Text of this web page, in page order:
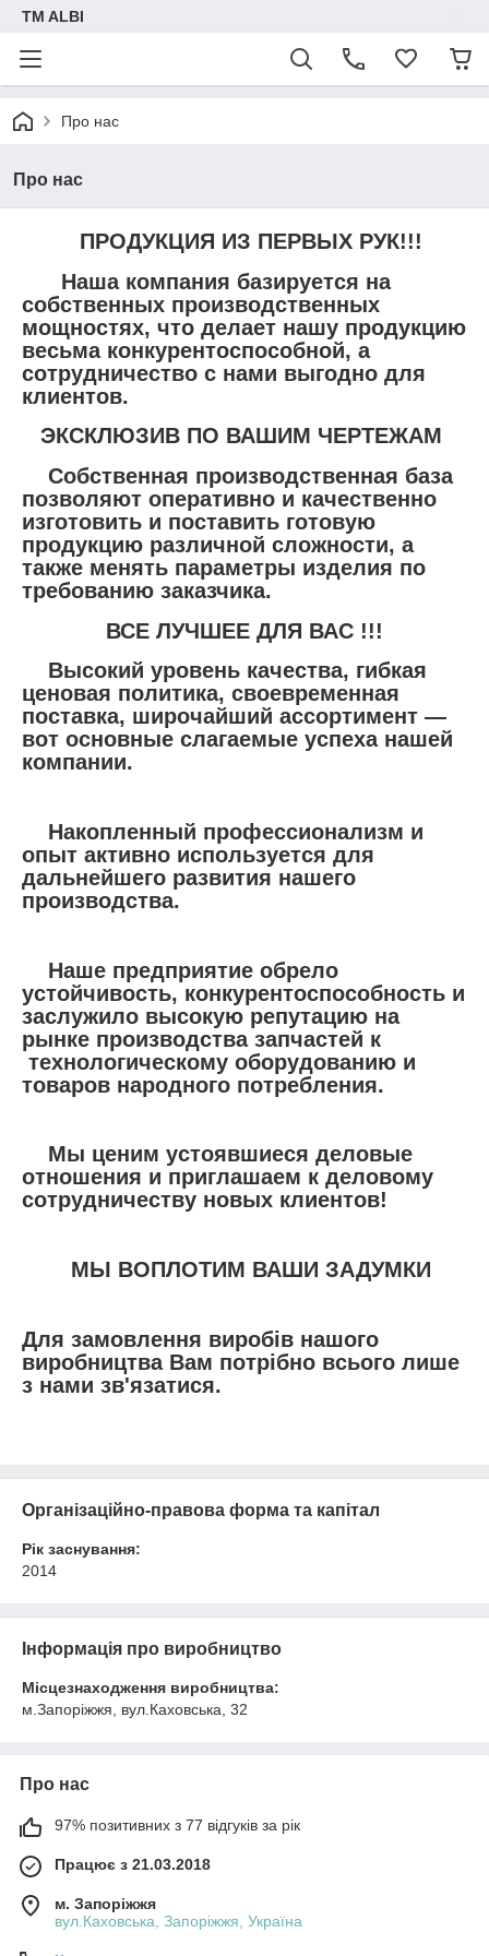
TM ALBI
Про нас
Про нас
ПРОДУКЦИЯ ИЗ ПЕРВЫХ РУК!!!
Наша компания базируется на
собственных производственных
мощностях, что делает нашу продукцию
весьма конкурентоспособной, а
сотрудничество с нами выгодно для
клиентов.
ЭКСКЛЮЗИВ ПО ВАШИМ ЧЕРТЕЖАМ
Собственная производственная база
позволяют оперативно и качественно
изготовить и поставить готовую
продукцию различной сложности, а
также менять параметры изделия по
требованию заказчика.
ВСЕ ЛУЧШЕЕ ДЛЯ ВАС !!!
Высокий уровень качества, гибкая
ценовая политика, своевременная
поставка, широчайший ассортимент ―
вот основные слагаемые успеха нашей
компании.
Накопленный профессионализм и
опыт активно используется для
дальнейшего развития нашего
производства.
Наше предприятие обрело
устойчивость, конкурентоспособность и
заслужило высокую репутацию на
рынке производства запчастей к
технологическому оборудованию и
товаров народного потребления.
Мы ценим устоявшиеся деловые
отношения и приглашаем к деловому
сотрудничеству новых клиентов!
МЫ ВОПЛОТИМ ВАШИ ЗАДУМКИ
Для замовлення виробів нашого
виробництва Вам потрібно всього лише
з нами зв'язатися.
Організаційно-правова форма та капітал
Рік заснування:
2014
Інформація про виробництво
Місцезнаходження виробництва:
м.Запоріжжя, вул.Каховська, 32
Про нас
97% позитивних з 77 відгуків за рік
Працює з 21.03.2018
м. Запоріжжя
вул.Каховська, Запоріжжя, Україна